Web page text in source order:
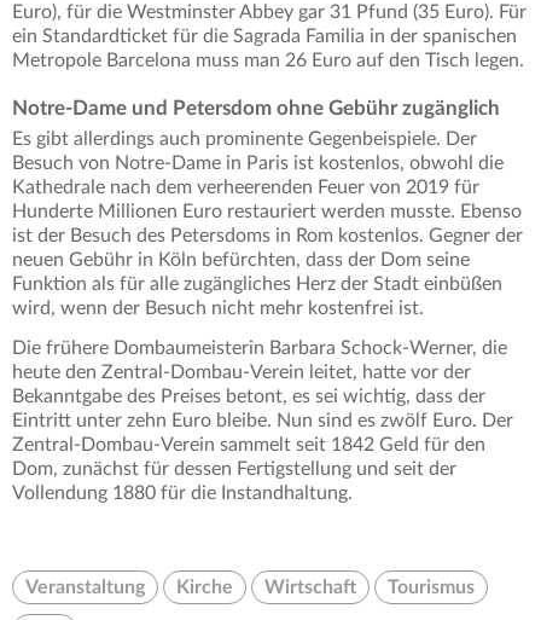
Euro), für die Westminster Abbey gar 31 Pfund (35 Euro). Für
ein Standardticket für die Sagrada Familia in der spanischen
Metropole Barcelona muss man 26 Euro auf den Tisch legen.
Notre-Dame und Petersdom ohne Gebühr zugänglich
Es gibt allerdings auch prominente Gegenbeispiele. Der
Besuch von Notre-Dame in Paris ist kostenlos, obwohl die
Kathedrale nach dem verheerenden Feuer von 2019 für
Hunderte Millionen Euro restauriert werden musste. Ebenso
ist der Besuch des Petersdoms in Rom kostenlos. Gegner der
neuen Gebühr in Köln befürchten, dass der Dom seine
Funktion als für alle zugängliches Herz der Stadt einbüßen
wird, wenn der Besuch nicht mehr kostenfrei ist.
Die frühere Dombaumeisterin Barbara Schock-Werner, die
heute den Zentral-Dombau-Verein leitet, hatte vor der
Bekanntgabe des Preises betont, es sei wichtig, dass der
Eintritt unter zehn Euro bleibe. Nun sind es zwölf Euro. Der
Zentral-Dombau-Verein sammelt seit 1842 Geld für den
Dom, zunächst für dessen Fertigstellung und seit der
Vollendung 1880 für die Instandhaltung.
Veranstaltung Kirche Wirtschaft Tourismus